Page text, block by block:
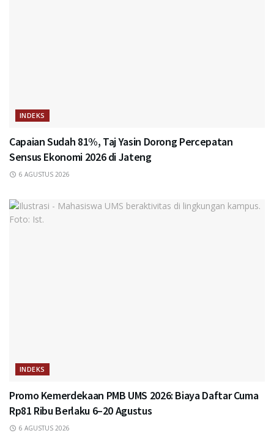
INDEKS
Capaian Sudah 81%, Taj Yasin Dorong Percepatan
Sensus Ekonomi 2026 di Jateng
6 AGUSTUS 2026
INDEKS
Promo Kemerdekaan PMB UMS 2026: Biaya Daftar Cuma
Rp81 Ribu Berlaku 6–20 Agustus
6 AGUSTUS 2026